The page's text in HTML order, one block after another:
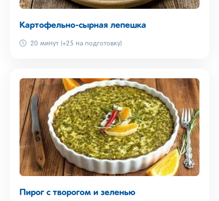
Картофельно-сырная лепешка
20 минут (+25 на подготовку)
Пирог с творогом и зеленью